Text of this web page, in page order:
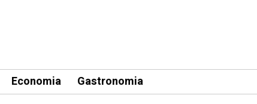
Economia Gastronomia